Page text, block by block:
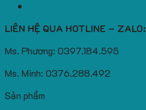
LIÊN HỆ QUA HOTLINE – ZALO:
Ms. Phương: 0397.184.595
Ms. Minh: 0376.288.492
Sản phẩm